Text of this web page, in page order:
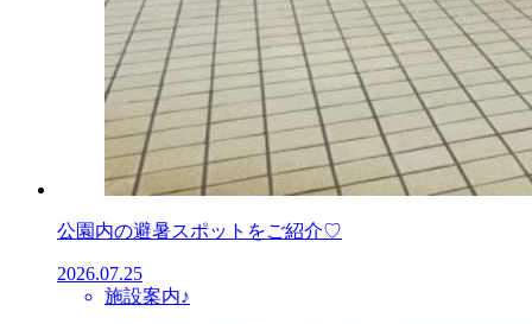
公園内の避暑スポットをご紹介♡
2026.07.25
施設案内♪